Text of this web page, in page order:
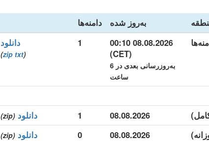
به‌روز شده
دامنه‌ها
08.08.2026 00:10
(CET)
به‌روزرسانی بعدی در 6
ساعت
1 دانلود
(
zip txt
)
08.08.2026
1 دانلود (zip)
08.08.2026
0 دانلود (zip)